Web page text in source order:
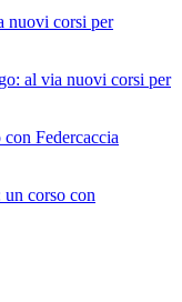
al via nuovi corsi per
corso con